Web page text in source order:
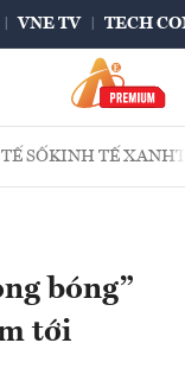
VNE TV TECH
SỐKINH TẾ XANH
bóng”
tới